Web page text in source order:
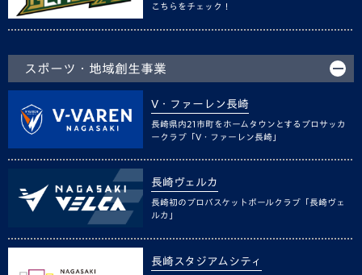
こちらをチェック！
スポーツ・地域創生事業
V・ファーレン長崎
長崎県内21市町をホームタウンとするプロサッカ
ークラブ「V・ファーレン長崎」
長崎ヴェルカ
長崎初のプロバスケットボールクラブ「長崎ヴェ
ルカ」
長崎スタジアムシティ